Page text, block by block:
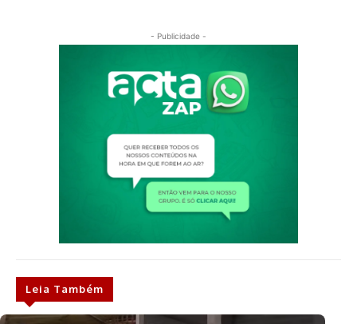
- Publicidade -
Leia Também